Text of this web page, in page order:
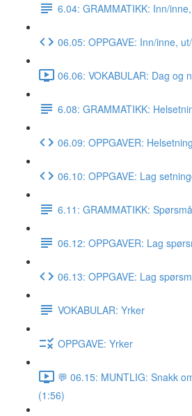
6.04: GRAMMATIKK: Inn/
06.05: OPPGAVE: Inn/inne,
06.06: VOKABULAR: Dag og
6.08: GRAMMATIKK:
06.09: OPPGAVER:
06.10: OPPGAVE: Lag
6.11: GRAMMATIKK:
06.12: OPPGAVER: Lag
06.13: OPPGAVE: Lag
VOKABULAR: Yrker
OPPGAVE: Yrker
💬 06.15: MUNTLIG: Snakk
(1:56)